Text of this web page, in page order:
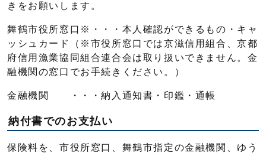
きをお願いします。
舞鶴市役所窓口※・・・本人確認ができるもの・キャ
ッシュカード（※市役所窓口では京滋信用組合、京都
府信用漁業協同組合連合会は取り扱いできません。金
融機関の窓口でお手続きください。）
金融機関 ・・・納入通知書・印鑑・通帳
納付書でのお支払い
保険料を、市役所窓口、舞鶴市指定の金融機関、ゆう